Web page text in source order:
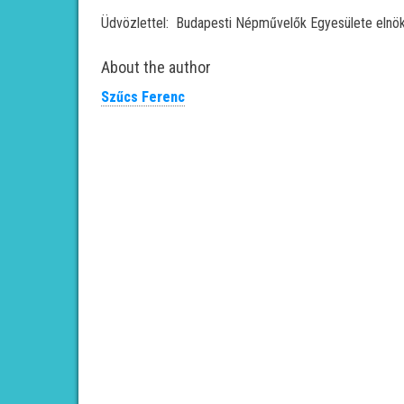
Üdvözlettel: Budapesti Népművelők Egyesülete
About the author
Szűcs Ferenc